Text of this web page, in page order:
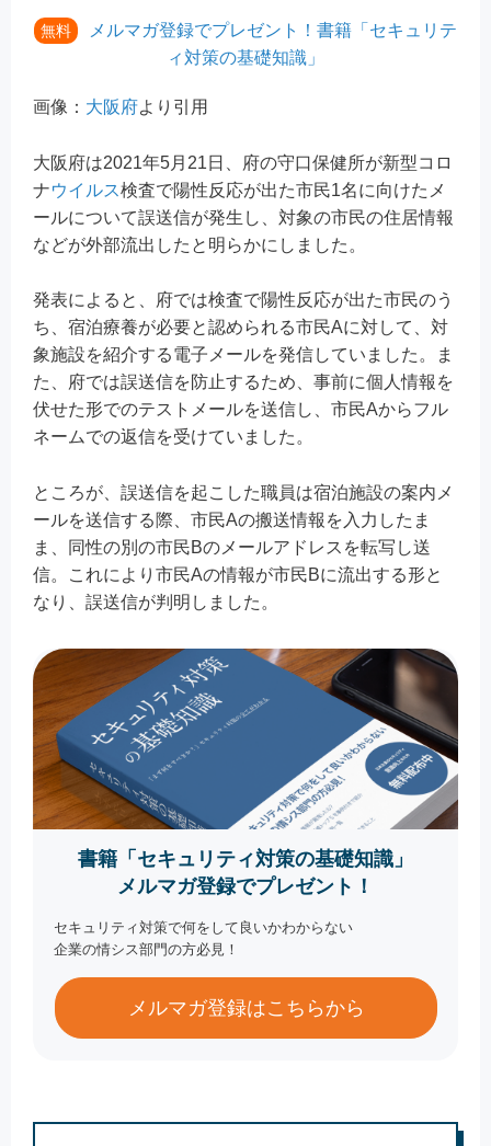
無料
メルマガ登録でプレゼント！書籍「セキュリテ
ィ対策の基礎知識」
画像： 大阪府より引用
大阪府は2021年5月21日、府の守口保健所が新型コロ
ナウイルス検査で陽性反応が出た市民1名に向けたメ
ールについて誤送信が発生し、対象の市民の住居情報
などが外部流出したと明らかにしました。
発表によると、府では検査で陽性反応が出た市民のう
ち、宿泊療養が必要と認められる市民Aに対して、対
象施設を紹介する電子メールを発信していました。ま
た、府では誤送信を防止するため、事前に個人情報を
伏せた形でのテストメールを送信し、市民Aからフル
ネームでの返信を受けていました。
ところが、誤送信を起こした職員は宿泊施設の案内メ
ールを送信する際、市民Aの搬送情報を入力したま
ま、同性の別の市民Bのメールアドレスを転写し送
信。これにより市民Aの情報が市民Bに流出する形と
なり、誤送信が判明しました。
書籍「セキュリティ対策の基礎知識」
メルマガ登録でプレゼント！
セキュリティ対策で何をして良いかわからない
企業の情シス部門の方必見！
メルマガ登録はこちらから